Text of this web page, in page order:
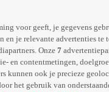
voor geeft, je gegevens
en je relevante advertenties te
Onze 7
en contentmetingen,
kunnen ook je precieze
het gebruik van